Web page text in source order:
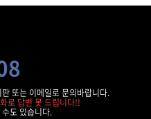
또는 이메일로 문의바랍니다.
로 답변 못 드립니다!!
도 있습니다.